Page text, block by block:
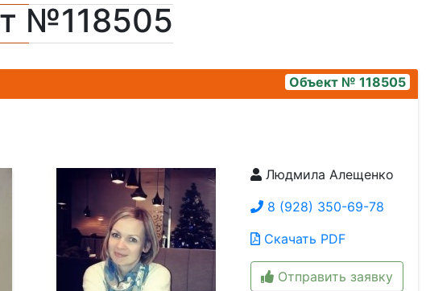
№118505
Объект № 118505
image-18-11-24-10-25-5Людмила Алещенко
8 (928) 350-69-78
Скачать PDF
Отправить заявку